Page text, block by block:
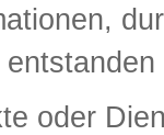
oder